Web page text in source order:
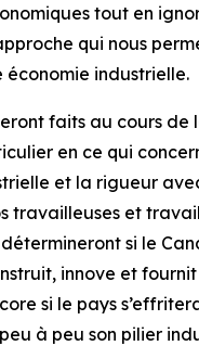
tout en
qui nous
industrielle.
faits au cours de
en ce qui
et la rigueur
travailleuses et
détermineront si le
innove et
si le pays
à peu son pilier